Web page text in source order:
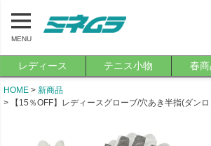
MENU
レディース テニス小物 春商
HOME
新商品
【15％OFF】レディースグローブ/穴あき半指(ダン